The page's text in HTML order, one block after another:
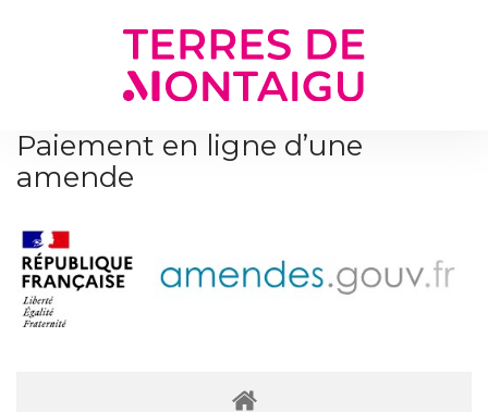
Paiement en ligne d’une
amende